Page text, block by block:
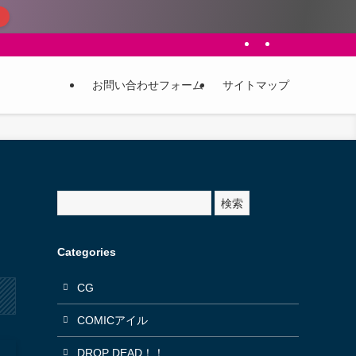
お問い合わせフォーム サイトマップ
イ
内
索
検索
Categories
CG
COMICアイル
DROP DEAD！！